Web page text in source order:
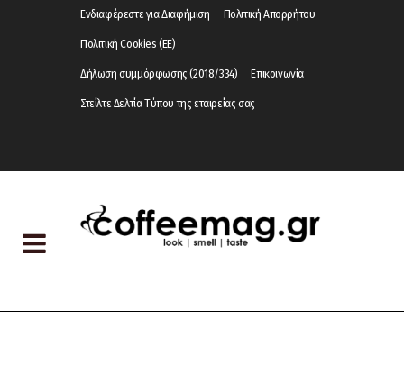
Ενδιαφέρεστε για Διαφήμιση Πολιτική Απορρήτου
Πολιτική Cookies (ΕΕ)
Δήλωση συμμόρφωσης (2018/334) Επικοινωνία
Στείλτε Δελτία Τύπου της εταιρείας σας